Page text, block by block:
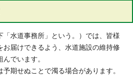
水道事務所」という。）では、皆様
お届けできるよう、水道施設の維持修
でいます。
期せぬことで濁る場合があります。